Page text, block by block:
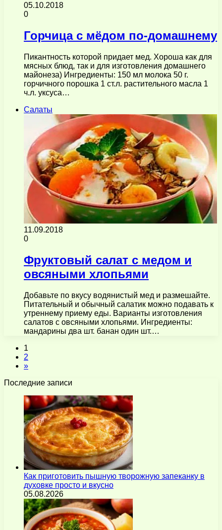
05.10.2018
0
Горчица с мёдом по-домашнему
Пикантность которой придает мед. Хороша как для
мясных блюд, так и для изготовления домашнего
майонеза) Ингредиенты: 150 мл молока 50 г.
горчичного порошка 1 ст.л. растительного масла 1
ч.л. уксуса…
Салаты
11.09.2018
0
Фруктовый салат с медом и
овсяными хлопьями
Добавьте по вкусу водянистый мед и размешайте.
Питательный и обычный салатик можно подавать к
утреннему приему еды. Варианты изготовления
салатов с овсяными хлопьями. Ингредиенты:
мандарины два шт. банан один шт.…
1
2
»
Последние записи
Как приготовить пышную творожную запеканку в
духовке просто и вкусно
05.08.2026